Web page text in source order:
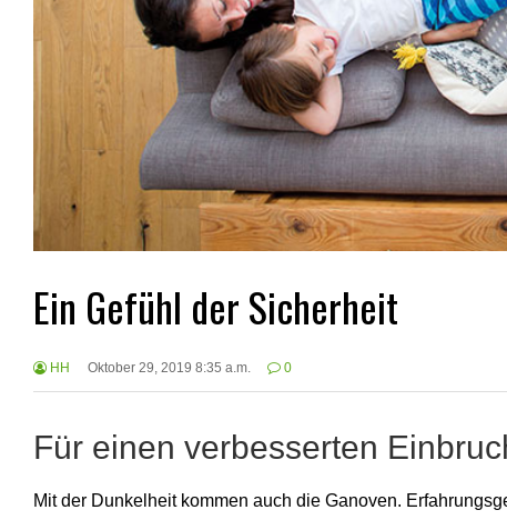
Ein Gefühl der Sicherheit
HH Oktober 29, 2019 8:35 a.m. 0
Für einen verbesserten
Mit der Dunkelheit kommen auch die Ganoven.